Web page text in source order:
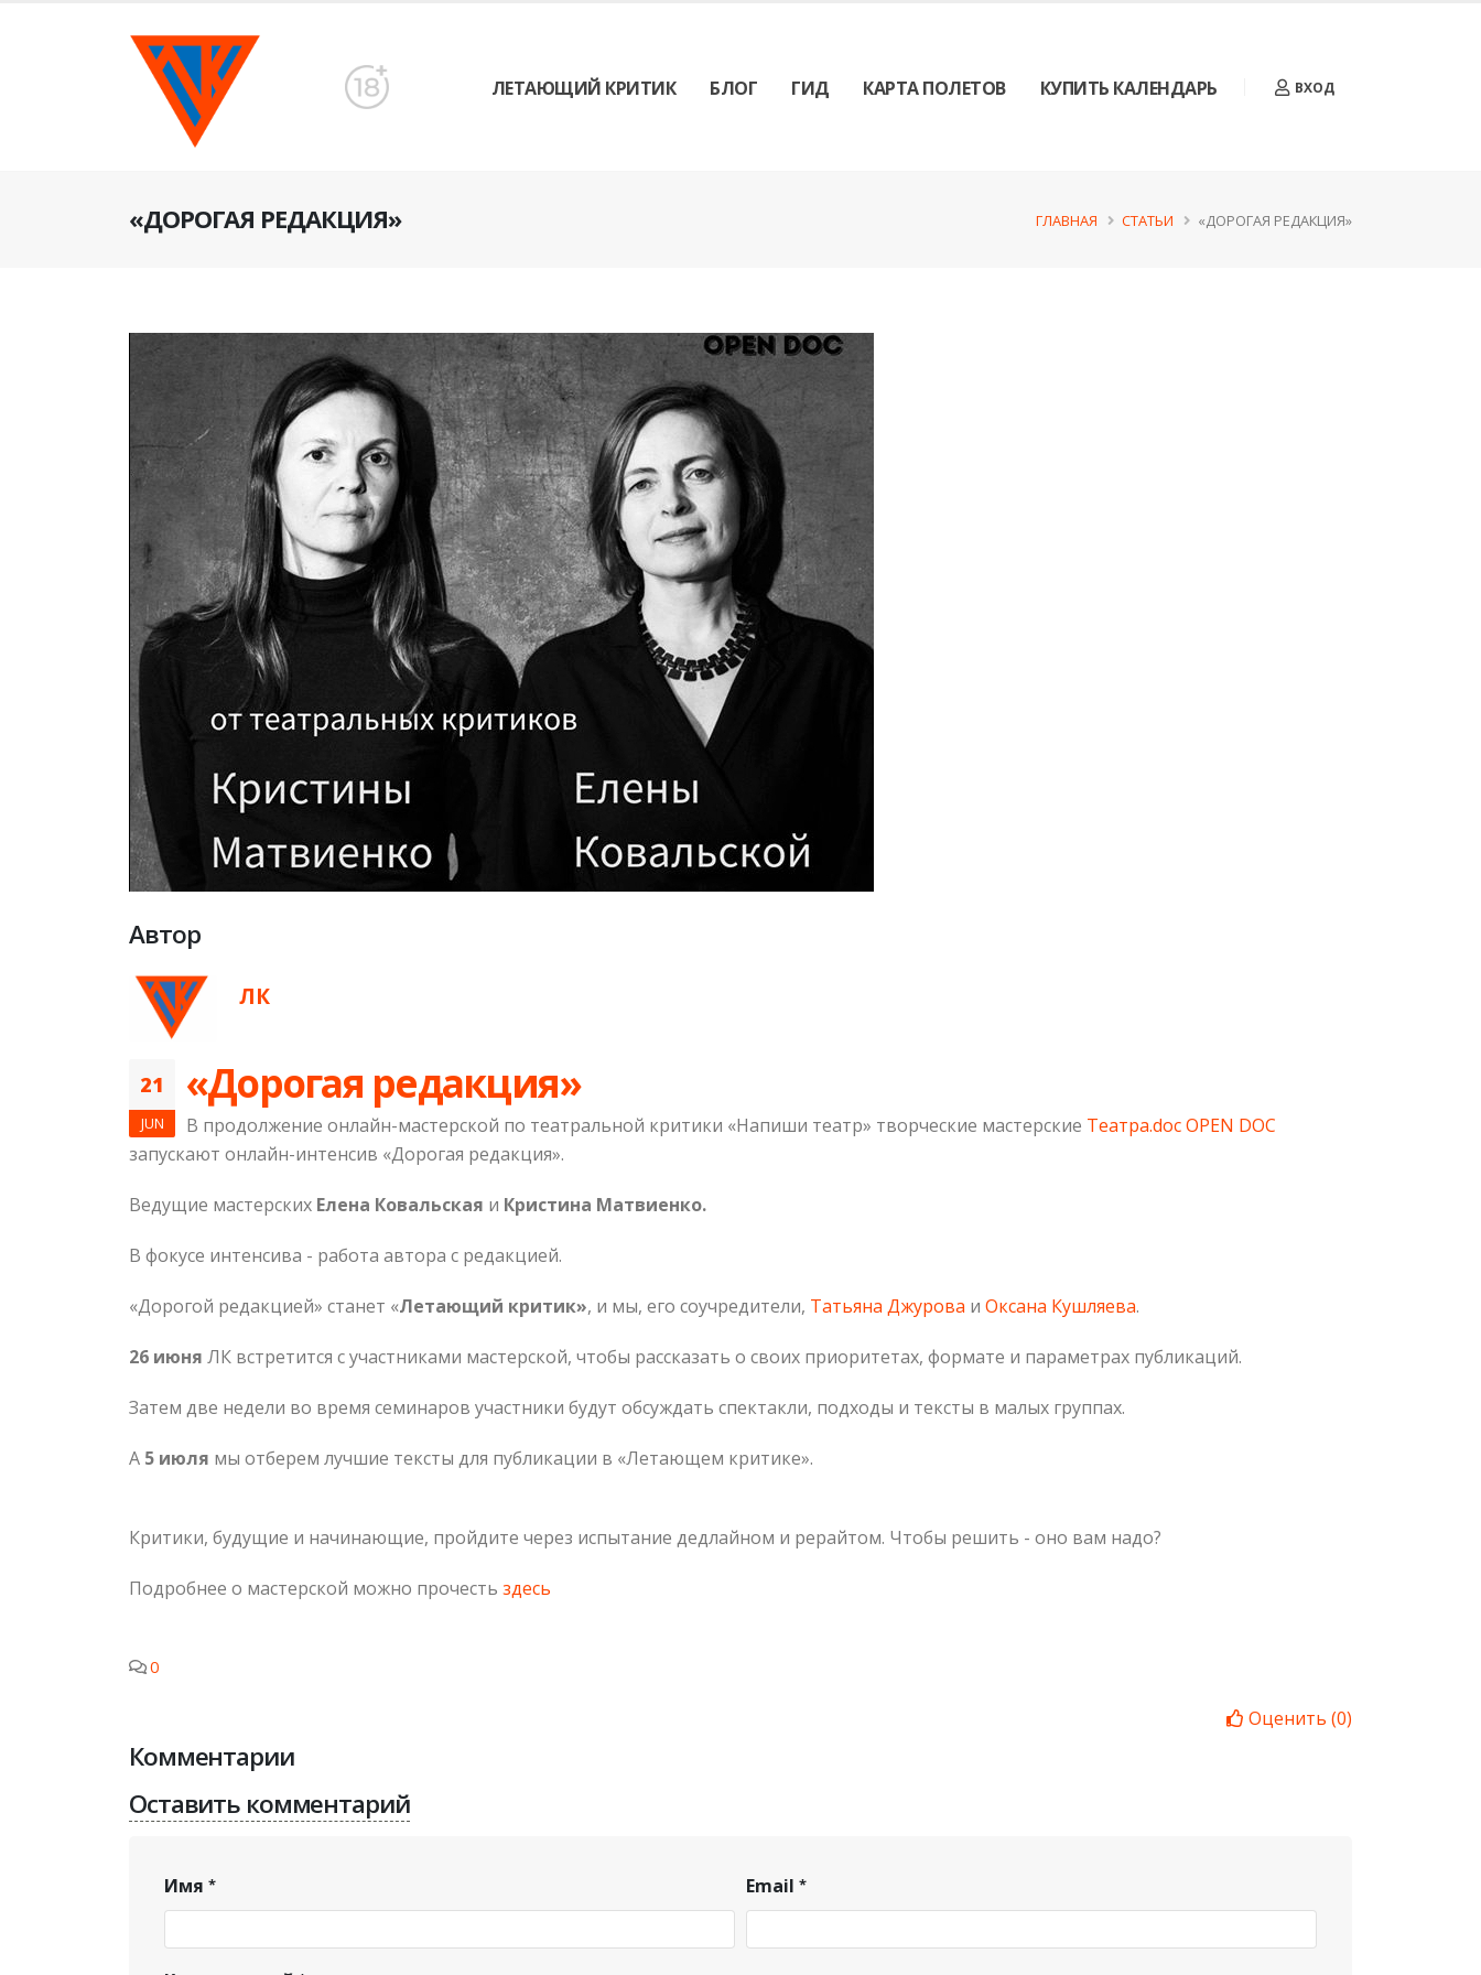
ЛЕТАЮЩИЙ КРИТИК БЛОГ ГИД КАРТА ПОЛЕТОВ КУПИТЬ КАЛЕНДАРЬ ВХОД
«ДОРОГАЯ РЕДАКЦИЯ» ГЛАВНАЯ СТАТЬИ «ДОРОГАЯ РЕДАКЦИЯ»
Автор
ЛК
21
JUN
«Дорогая редакция»
В продолжение онлайн-мастерской по театральной критики «Напиши театр» творческие мастерские Театра.docOPEN DOC
запускают онлайн-интенсив «Дорогая редакция».
Ведущие мастерских Елена Ковальская и Кристина Матвиенко.
В фокусе интенсива - работа автора с редакцией.
«Дорогой редакцией» станет «Летающий критик», и мы, его соучредители, Татьяна Джурова и Оксана Кушляева.
26 июня ЛК встретится с участниками мастерской, чтобы рассказать о своих приоритетах, формате и параметрах публикаций.
Затем две недели во время семинаров участники будут обсуждать спектакли, подходы и тексты в малых группах.
А 5 июля мы отберем лучшие тексты для публикации в «Летающем критике».
Критики, будущие и начинающие, пройдите через испытание дедлайном и рерайтом. Чтобы решить - оно вам надо?
Подробнее о мастерской можно прочесть здесь
0
Оценить (0)
Комментарии
Оставить комментарий
Имя Email